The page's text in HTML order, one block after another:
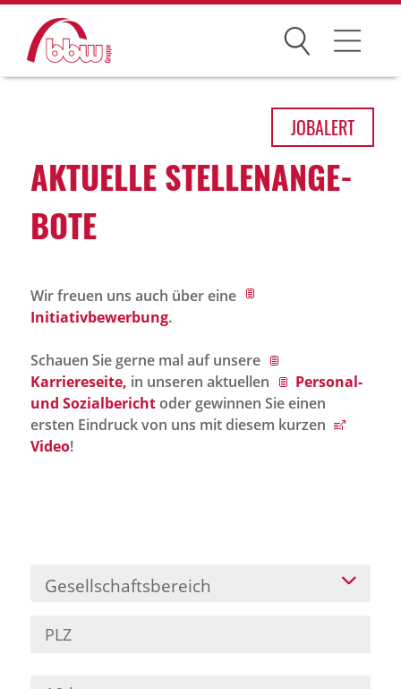
Suchen
Über uns
Historie
bbw als Arbeitgeber
Jobportal
Presse und Medien
Karriere
Presse
News Archiv
JOBALERT
AKTU­ELLE STEL­LEN­AN­GE­
BOTE
Wir freuen uns auch über eine
Initiativbewerbung.
Schauen Sie gerne mal auf unsere
Karriereseite, in unseren aktuellen
Personal-
und Sozialberichtoder gewinnen Sie einen
ersten Eindruck von uns mit diesem kurzen
Video!
Gesellschaftsbereich